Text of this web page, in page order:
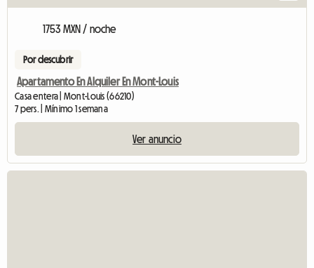
1753 MXN / noche
Por descubrir
Apartamento En Alquiler En Mont-Louis
Casa entera | Mont-Louis (66210)
7 pers. | Mínimo 1 semana
Ver anuncio